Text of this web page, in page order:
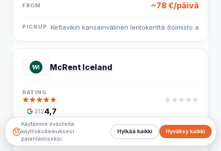
~78 €/päivä
Keflavikin kansainvälinen lentokenttä (toimisto a
McRent Iceland
4,7
312
Matkailuauto Matkailuauto
Käytämme evästeitä
käyttökokemuksesi
parantamiseksi.
Hyväksy kaikki
Hylkää kaikki